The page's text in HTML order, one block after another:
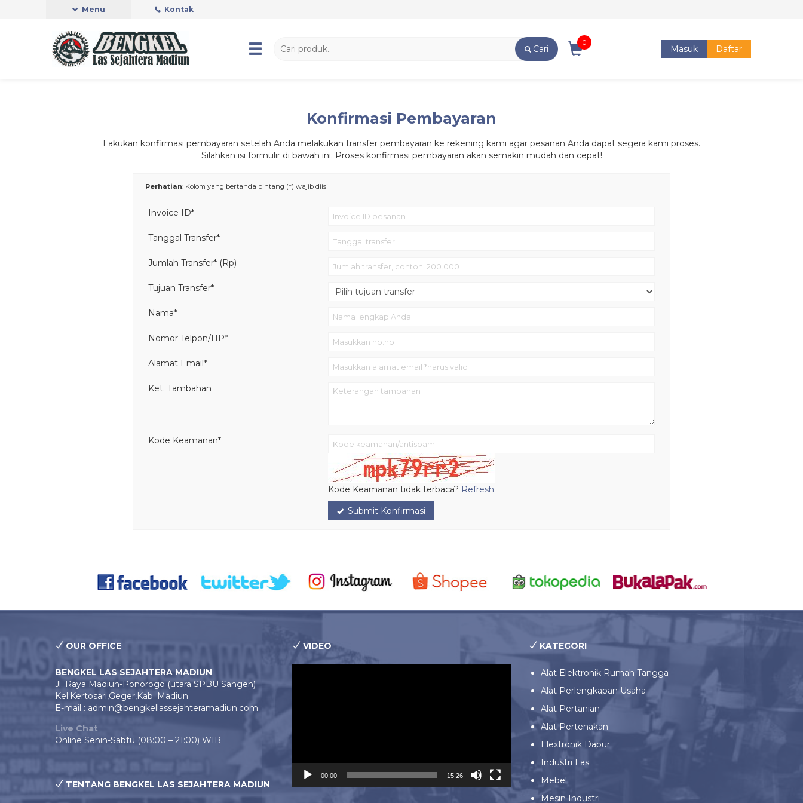
Menu Kontak
Cari
0
Masuk Daftar
Konfirmasi Pembayaran
Lakukan konfirmasi pembayaran setelah Anda melakukan transfer pembayaran ke rekening kami agar pesanan Anda dapat segera kami proses.
Silahkan isi formulir di bawah ini. Proses konfirmasi pembayaran akan semakin mudah dan cepat!
Perhatian: Kolom yang bertanda bintang (*) wajib diisi
Invoice ID*
Tanggal Transfer*
Jumlah Transfer* (Rp)
Tujuan Transfer*
Nama*
Nomor Telpon/HP*
Alamat Email*
Ket. Tambahan
Kode Keamanan*
Kode Keamanan tidak terbaca? Refresh
Submit Konfirmasi
OUR OFFICE
BENGKEL LAS SEJAHTERA MADIUN
Jl. Raya Madiun-Ponorogo (utara SPBU Sangen)
Kel.Kertosari,Geger,Kab. Madiun
E-mail : admin@bengkellassejahteramadiun.com
Live Chat
Online Senin-Sabtu (08:00 – 21:00) WIB
TENTANG BENGKEL LAS SEJAHTERA MADIUN
VIDEO
00:00 15:26
KATEGORI
Alat Elektronik Rumah Tangga
Alat Perlengkapan Usaha
Alat Pertanian
Alat Pertenakan
Elextronik Dapur
Industri Las
Mebel
Mesin Industri